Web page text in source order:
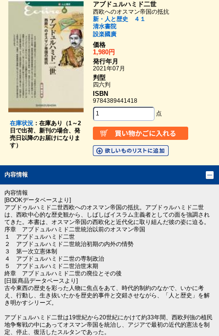
在庫状況：在庫あり（1～2
日で出荷、新刊の場合、発
売日以降のお届けになりま
す）
アブドュルハミド二世
西欧へのオスマン帝国の抵抗
新・人と歴史 ４１
清水書院
設楽國廣
価格
1,980円
発行年月
2021年07月
判型
四六判
ISBN
9784389441418
点
内容情報
内容情報
[BOOKデータベースより]
アブドゥルハミド二世西欧へのオスマン帝国の抵抗。アブドゥルハミド二世
は、西欧中心的な歴史観から、しばしばイスラム主義者としての面を強調され
てきた。本書は、オスマン帝国の西欧化と近代化に取り組んだ彼の姿に迫る。
序章 アブドュルハミド二世統治以前のオスマン帝国
１ アブドュルハミド二世
２ アブドュルハミド二世統治初期の内外の情勢
３ 第一次立憲体制
４ アブドュルハミド二世の専制政治
５ アブドュルハミド二世治世末期
終章 アブドュルハミド二世の廃位とその後
[日販商品データベースより]
古今東西の歴史を彩った人物に焦点をあて、時代的制約のなかで、いかに考
え、行動し、生き抜いたかを歴史的事件と交錯させながら、「人と歴史」を解
き明かすシリーズ。
アブドュルハミド二世は19世紀から20世紀にかけて約33年間、西欧列強の植民
地争奪戦の中にあってオスマン帝国を統治し、アジアで最初の近代的憲法を制
定、停止、復活したスルタンであった。